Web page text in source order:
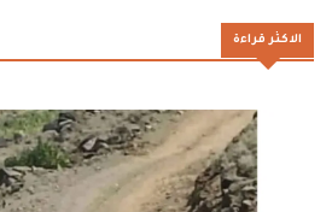
الاكثر قراءة